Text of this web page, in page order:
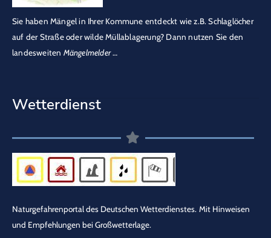
Sie haben Mängel in Ihrer Kommune entdeckt wie z.B. Schlaglöcher
auf der Straße oder wilde Müllablagerung? Dann nutzen Sie den
landesweiten Mängelmelder…
Wetterdienst
Naturgefahrenportal des Deutschen Wetterdienstes. Mit Hinweisen
und Empfehlungen bei Großwetterlage.